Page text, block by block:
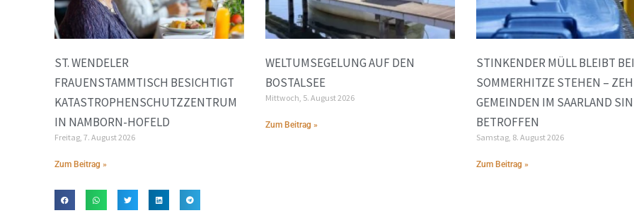
ST. WENDELER
FRAUENSTAMMTISCH BESICHTIGT
KATASTROPHENSCHUTZZENTRUM
IN NAMBORN-HOFELD
Freitag, 7. August 2026
Zum Beitrag »
WELTUMSEGELUNG AUF DEN
BOSTALSEE
Mittwoch, 5. August 2026
Zum Beitrag »
STINKENDER MÜLL BLEIBT BEI
SOMMERHITZE STEHEN –
GEMEINDEN IM SAARLAND
BETROFFEN
Samstag, 8. August 2026
Zum Beitrag »